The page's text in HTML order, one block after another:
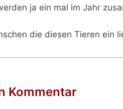
ja ein mal im Jahr
die diesen Tieren ein
Kommentar